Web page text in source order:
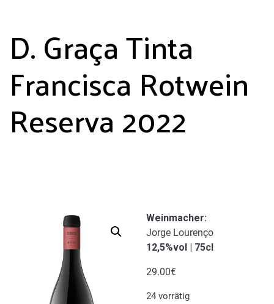
D. Graça Tinta
Francisca Rotwein
Reserva 2022
Weinmacher:
Jorge Lourenço
12,5%vol | 75cl
29.00€
24 vorrätig